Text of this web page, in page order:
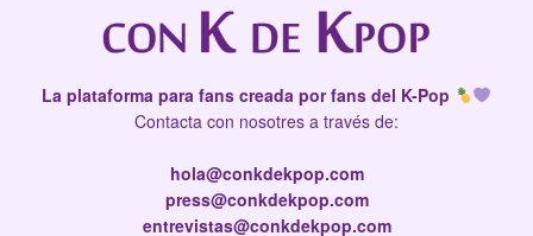
La plataforma para fans creada por fans del K-Pop
Contacta con nosotres a través de:
hola@conkdekpop.com
press@conkdekpop.com
entrevistas@conkdekpop.com